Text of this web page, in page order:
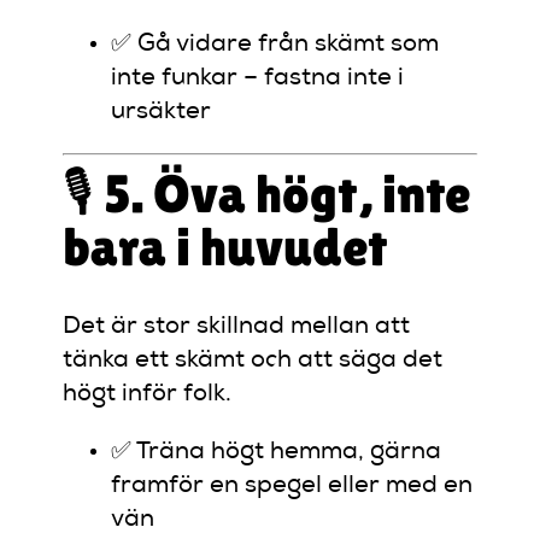
✅ Gå vidare från skämt som
inte funkar – fastna inte i
ursäkter
🎙️ 5. Öva högt, inte
bara i huvudet
Det är stor skillnad mellan att
tänka ett skämt och att säga det
högt inför folk.
✅ Träna högt hemma, gärna
framför en spegel eller med en
vän